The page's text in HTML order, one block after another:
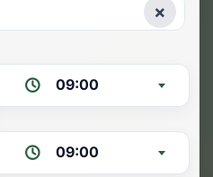
×
09:00
09:00